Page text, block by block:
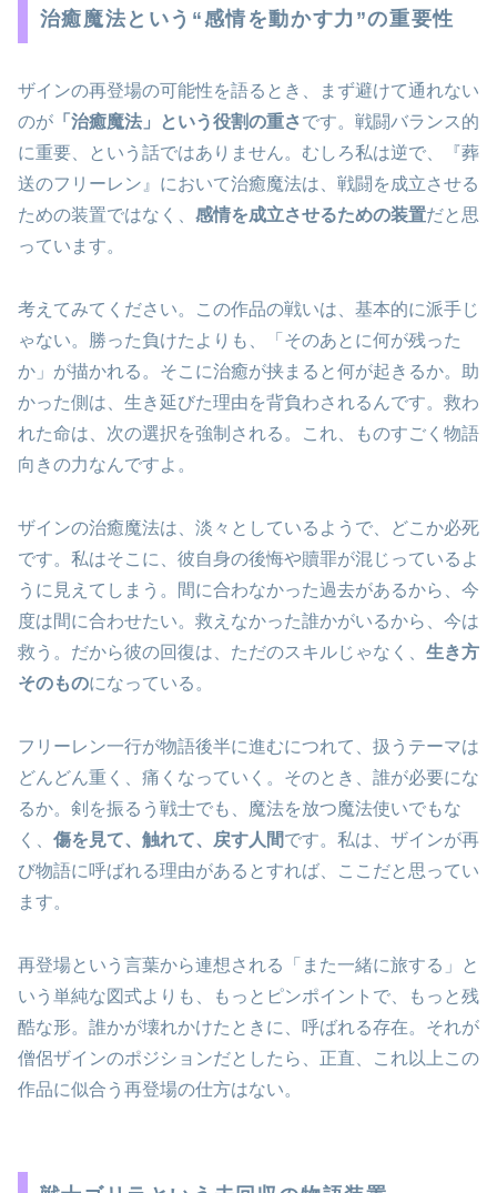
治癒魔法という“感情を動かす力”の重要性
ザインの再登場の可能性を語るとき、まず避けて通れない
のが 「治癒魔法」という役割の重さです。戦闘バランス的
に重要、という話ではありません。むしろ私は逆で、『葬
送のフリーレン』において治癒魔法は、戦闘を成立させる
ための装置ではなく、 感情を成立させるための装置だと思
っています。
考えてみてください。この作品の戦いは、基本的に派手じ
ゃない。勝った負けたよりも、「そのあとに何が残った
か」が描かれる。そこに治癒が挟まると何が起きるか。助
かった側は、生き延びた理由を背負わされるんです。救わ
れた命は、次の選択を強制される。これ、ものすごく物語
向きの力なんですよ。
ザインの治癒魔法は、淡々としているようで、どこか必死
です。私はそこに、彼自身の後悔や贖罪が混じっているよ
うに見えてしまう。間に合わなかった過去があるから、今
度は間に合わせたい。救えなかった誰かがいるから、今は
救う。だから彼の回復は、ただのスキルじゃなく、 生き方
そのものになっている。
フリーレン一行が物語後半に進むにつれて、扱うテーマは
どんどん重く、痛くなっていく。そのとき、誰が必要にな
るか。剣を振るう戦士でも、魔法を放つ魔法使いでもな
く、 傷を見て、触れて、戻す人間です。私は、ザインが再
び物語に呼ばれる理由があるとすれば、ここだと思ってい
ます。
再登場という言葉から連想される「また一緒に旅する」と
いう単純な図式よりも、もっとピンポイントで、もっと残
酷な形。誰かが壊れかけたときに、呼ばれる存在。それが
僧侶ザインのポジションだとしたら、正直、これ以上この
作品に似合う再登場の仕方はない。